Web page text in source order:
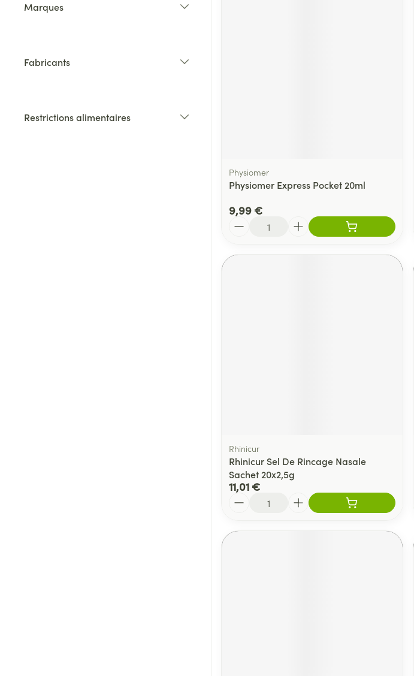
Marques
Fabricants
Restrictions alimentaires
Physiomer
Physiomer Express Pocket 20ml
9,99 €
Rhinicur
Rhinicur Sel De Rincage Nasale
Sachet 20x2,5g
11,01 €